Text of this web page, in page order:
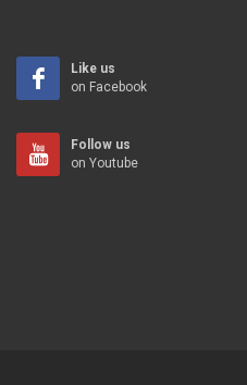
Like us
on Facebook
Follow us
on Youtube